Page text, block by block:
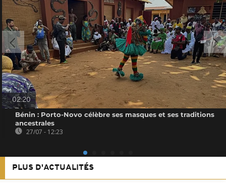
02:20
Bénin : Porto-Novo célèbre ses masques et ses traditions
ancestrales
27/07 - 12:23
PLUS D'ACTUALITÉS